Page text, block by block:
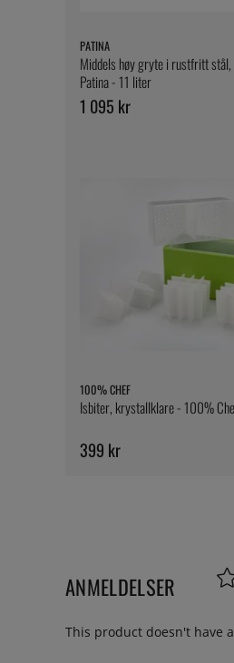
PATINA
Middels høy gryte i rustfritt stål,
Patina - 11 liter
1 095 kr
100% CHEF
Isbiter, krystallklare - 100%
399 kr
ANMELDELSER
This product doesn't have